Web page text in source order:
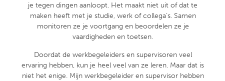
je tegen dingen aanloopt. Het maakt niet uit of dat te
maken heeft met je studie, werk of collega’s. Samen
monitoren ze je voortgang en beoordelen ze je
vaardigheden en toetsen.
Doordat de werkbegeleiders en supervisoren veel
ervaring hebben, kun je heel veel van ze leren. Maar dat is
niet het enige. Mijn werkbegeleider en supervisor hebben